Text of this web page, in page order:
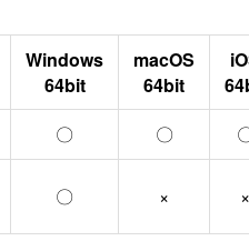
Windows
64bit
macOS
64bit
〇 〇
〇 × ×